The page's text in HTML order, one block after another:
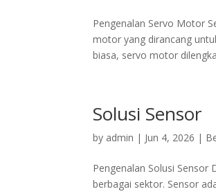
Pengenalan Servo Motor
motor yang dirancang
biasa, servo motor
Solusi Sensor
by admin | Jun 4, 2026 |
Pengenalan Solusi
berbagai sektor. Sensor